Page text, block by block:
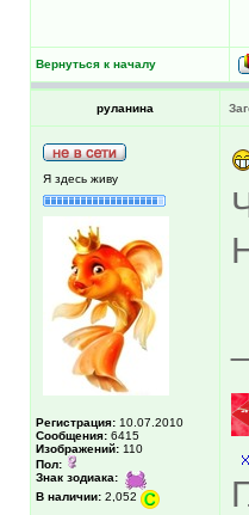
Вернуться к началу
руланина
Я здесь живу
Регистрация: 10.07.2010
Сообщения: 6415
Изображений: 110
Пол:
Знак зодиака:
В наличии: 2,052